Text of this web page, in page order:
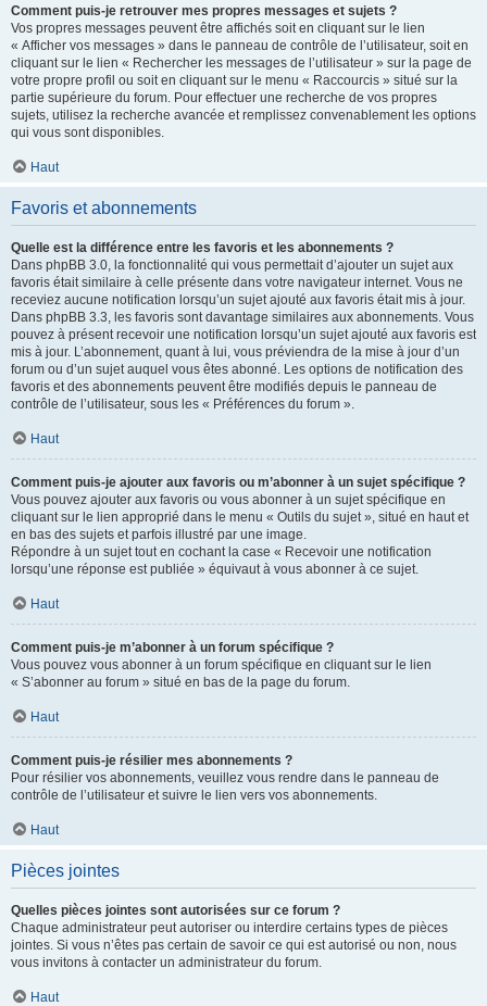
Comment puis-je retrouver mes propres messages et sujets ?
Vos propres messages peuvent être affichés soit en cliquant sur le lien
« Afficher vos messages » dans le panneau de contrôle de l’utilisateur, soit en
cliquant sur le lien « Rechercher les messages de l’utilisateur » sur la page de
votre propre profil ou soit en cliquant sur le menu « Raccourcis » situé sur la
partie supérieure du forum. Pour effectuer une recherche de vos propres
sujets, utilisez la recherche avancée et remplissez convenablement les options
qui vous sont disponibles.
Haut
Favoris et abonnements
Quelle est la différence entre les favoris et les abonnements ?
Dans phpBB 3.0, la fonctionnalité qui vous permettait d’ajouter un sujet aux
favoris était similaire à celle présente dans votre navigateur internet. Vous ne
receviez aucune notification lorsqu’un sujet ajouté aux favoris était mis à jour.
Dans phpBB 3.3, les favoris sont davantage similaires aux abonnements. Vous
pouvez à présent recevoir une notification lorsqu’un sujet ajouté aux favoris est
mis à jour. L’abonnement, quant à lui, vous préviendra de la mise à jour d’un
forum ou d’un sujet auquel vous êtes abonné. Les options de notification des
favoris et des abonnements peuvent être modifiés depuis le panneau de
contrôle de l’utilisateur, sous les « Préférences du forum ».
Haut
Comment puis-je ajouter aux favoris ou m’abonner à un sujet spécifique ?
Vous pouvez ajouter aux favoris ou vous abonner à un sujet spécifique en
cliquant sur le lien approprié dans le menu « Outils du sujet », situé en haut et
en bas des sujets et parfois illustré par une image.
Répondre à un sujet tout en cochant la case « Recevoir une notification
lorsqu’une réponse est publiée » équivaut à vous abonner à ce sujet.
Haut
Comment puis-je m’abonner à un forum spécifique ?
Vous pouvez vous abonner à un forum spécifique en cliquant sur le lien
« S’abonner au forum » situé en bas de la page du forum.
Haut
Comment puis-je résilier mes abonnements ?
Pour résilier vos abonnements, veuillez vous rendre dans le panneau de
contrôle de l’utilisateur et suivre le lien vers vos abonnements.
Haut
Pièces jointes
Quelles pièces jointes sont autorisées sur ce forum ?
Chaque administrateur peut autoriser ou interdire certains types de pièces
jointes. Si vous n’êtes pas certain de savoir ce qui est autorisé ou non, nous
vous invitons à contacter un administrateur du forum.
Haut